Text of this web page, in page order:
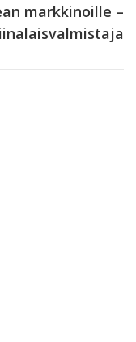
markkinoille –